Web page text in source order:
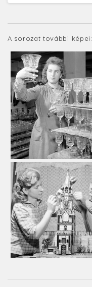
A sorozat további képei: